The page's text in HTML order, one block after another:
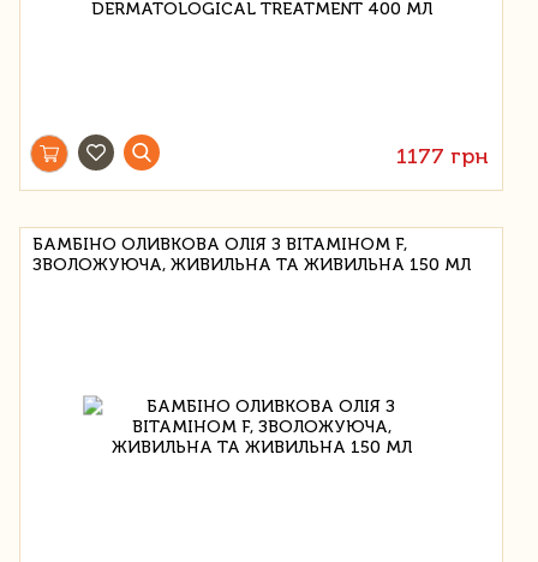
1177 грн
БАМБІНО ОЛИВКОВА ОЛІЯ З ВІТАМІНОМ F,
ЗВОЛОЖУЮЧА, ЖИВИЛЬНА ТА ЖИВИЛЬНА 150 МЛ